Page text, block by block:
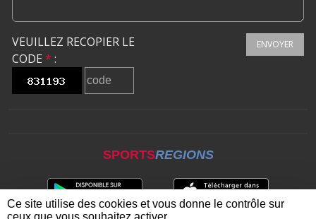
VEUILLEZ RECOPIER LE
CODE * :
ENVOYER
SPORTSREGIONS
Ce site utilise des cookies et vous donne le contrôle sur
ceux que vous souhaitez activer